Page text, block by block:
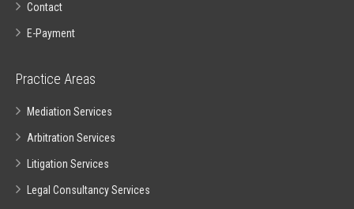
Contact
E-Payment
Practice Areas
Mediation Services
Arbitration Services
Litigation Services
Legal Consultancy Services